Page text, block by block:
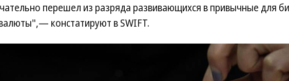
перешел из разряда развивающихся в привычные для
констатируют в SWIFT.